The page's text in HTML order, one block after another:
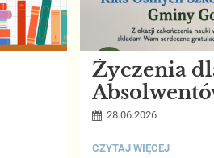
Życzenia
28.06.2026
ŻYCZENIA
CZYTAJ WIĘCEJ